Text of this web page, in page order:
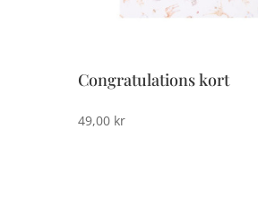
Congratulations kort
49,00 kr